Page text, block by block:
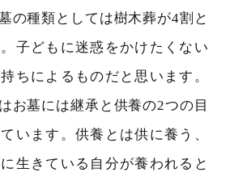
の種類としては樹木葬が4割と
子どもに迷惑をかけたくない
ちによるものだと思います。
お墓には継承と供養の2つの目
います。供養とは供に養う、
生きている自分が養われると